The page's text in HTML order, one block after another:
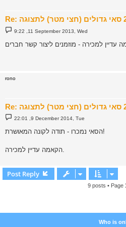
P
o
t
9:22 ,11 September 2013, Wed
עדיין למכירה - מוזמנים ליצור קשר חברים
rono
P
o
t
22:01 ,9 December 2014, Tue
הסאי נמכרו - תודה לקונה המאושרת!
הקאמה עדיין למכירה.
Post Reply
9 posts • Page
Who is